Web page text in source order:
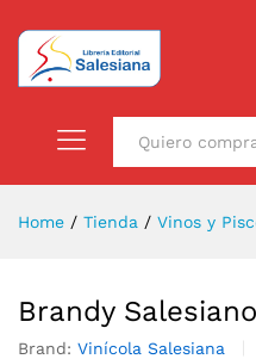
Home / Tienda / Vinos y
Brandy Salesiano
Brand: Vinícola Salesiana